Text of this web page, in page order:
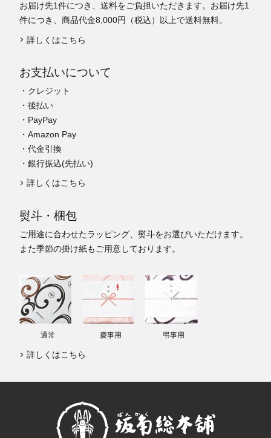
お届け先1件につき、送料をご負担いただきます。お届け先1
件につき、商品代金8,000円（税込）以上で送料無料。
詳しくはこちら
お支払いについて
・クレジット
・後払い
・PayPay
・Amazon Pay
・代金引換
・銀行振込(先払い)
詳しくはこちら
熨斗・梱包
ご用途に合わせたラッピング、熨斗をお選びいただけます。
また季節の掛け紙もご用意しております。
通常 慶事用 弔事用
詳しくはこちら